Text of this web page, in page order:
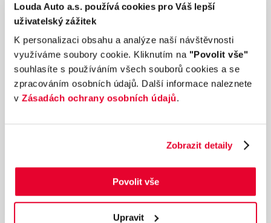
Louda Auto a.s. používá cookies pro Váš lepší
uživatelský zážitek
K personalizaci obsahu a analýze naší návštěvnosti
využíváme soubory cookie. Kliknutím na "Povolit vše"
souhlasíte s používáním všech souborů cookies a se
zpracováním osobních údajů. Další informace naleznete
v Zásadách ochrany osobních údajů.
Zobrazit detaily
Povolit vše
Upravit
Nájezd
1 721 km
Výkon
Palivo
Diesel
Převodovka
Automatická
1 099 990 Kčs DPH
Přidat k porovnání
Dárek zdarma